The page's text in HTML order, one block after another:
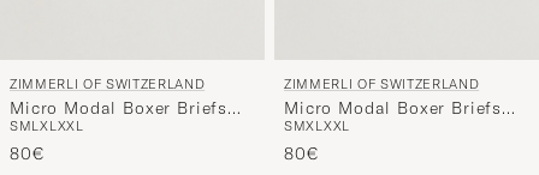
ZIMMERLI OF SWITZERLAND
Micro Modal Boxer Briefs
Grey Melange
SMLXLXXL
80€
ZIMMERLI OF SWITZERLAND
Micro Modal Boxer Briefs
Navy
SMXLXXL
80€